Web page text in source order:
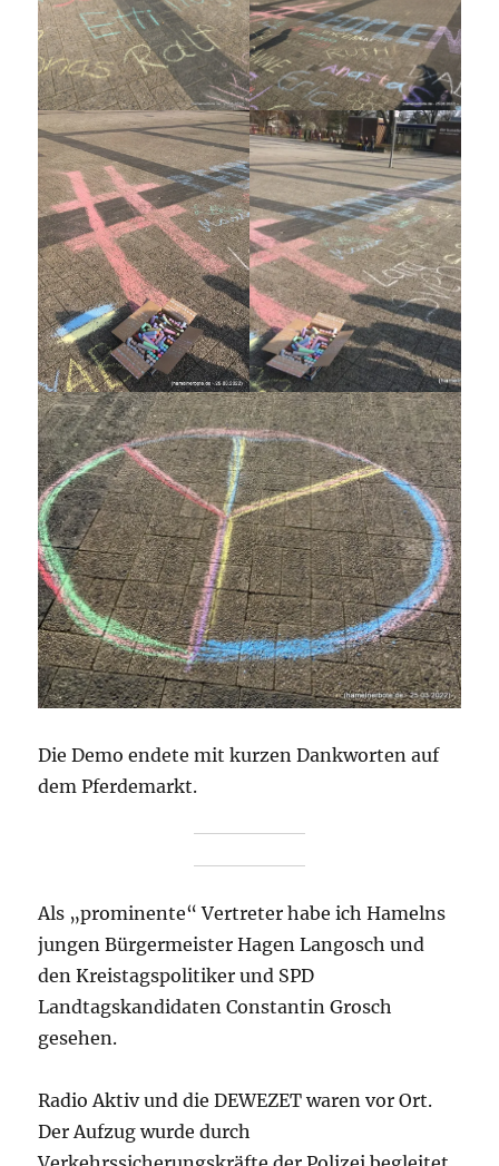
Die Demo endete mit kurzen Dankworten auf
dem Pferdemarkt.
Als „prominente“ Vertreter habe ich Hamelns
jungen Bürgermeister Hagen Langosch und
den Kreistagspolitiker und SPD
Landtagskandidaten Constantin Grosch
gesehen.
Radio Aktiv und die DEWEZET waren vor Ort.
Der Aufzug wurde durch